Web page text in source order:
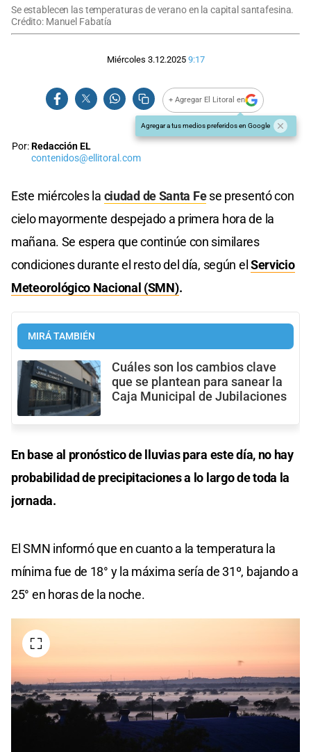
Se establecen las temperaturas de verano en la capital santafesina.
Crédito: Manuel Fabatía
Miércoles 3.12.2025 9:17
+ Agregar El Litoral en
Agregar a tus medios preferidos en Google
Por:Redacción EL
contenidos@ellitoral.com
Este miércoles la ciudad de Santa Fese presentó con
cielo mayormente despejado a primera hora de la
mañana. Se espera que continúe con similares
condiciones durante el resto del día, según elServicio
Meteorológico Nacional (SMN).
MIRÁ TAMBIÉN
Cuáles son los cambios clave
que se plantean para sanear la
Caja Municipal de Jubilaciones
En base al pronóstico de lluvias para este día, no hay
probabilidad de precipitaciones a lo largo de toda la
jornada.
El SMN informó que en cuanto a la temperatura la
mínima fue de 18° y la máxima sería de 31º, bajando a
25° en horas de la noche.